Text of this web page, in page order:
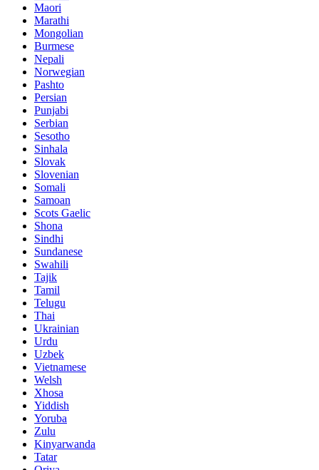
Maori
Marathi
Mongolian
Burmese
Nepali
Norwegian
Pashto
Persian
Punjabi
Serbian
Sesotho
Sinhala
Slovak
Slovenian
Somali
Samoan
Scots Gaelic
Shona
Sindhi
Sundanese
Swahili
Tajik
Tamil
Telugu
Thai
Ukrainian
Urdu
Uzbek
Vietnamese
Welsh
Xhosa
Yiddish
Yoruba
Zulu
Kinyarwanda
Tatar